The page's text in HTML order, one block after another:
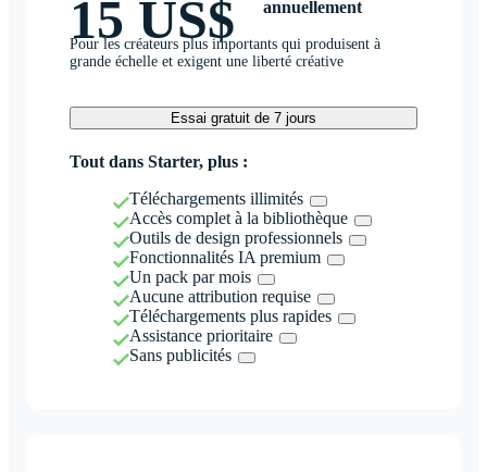
15 US$
annuellement
Pour les créateurs plus importants qui produisent à
grande échelle et exigent une liberté créative
Essai gratuit de 7 jours
Tout dans Starter, plus :
Téléchargements illimités
Accès complet à la bibliothèque
Outils de design professionnels
Fonctionnalités IA premium
Un pack par mois
Aucune attribution requise
Téléchargements plus rapides
Assistance prioritaire
Sans publicités